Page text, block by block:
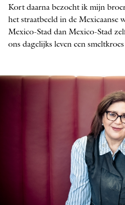
Kort daarna bezocht ik mijn
het straatbeeld in de Mexicaanse
Mexico-Stad dan Mexico-Stad
ons dagelijks leven een smeltkroes